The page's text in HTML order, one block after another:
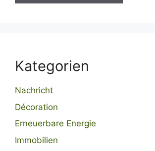
Kategorien
Nachricht
Décoration
Erneuerbare Energie
Immobilien